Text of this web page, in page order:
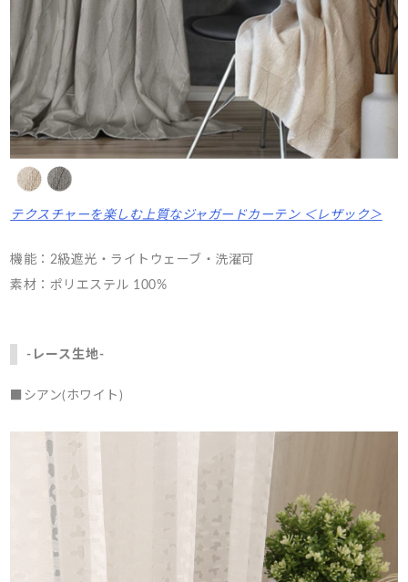
テクスチャーを楽しむ上質なジャガードカーテン ＜レザック＞
機能：2級遮光・ライトウェーブ・洗濯可
素材：ポリエステル 100%
-レース生地-
■シアン(ホワイト)